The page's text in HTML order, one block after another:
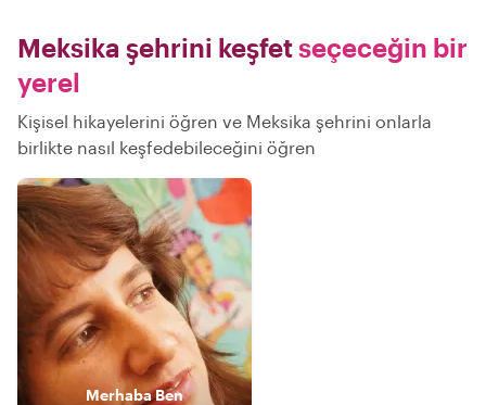
Meksika şehrini keşfetseçeceğin bir
yerel
Kişisel hikayelerini öğren ve Meksika şehrini onlarla
birlikte nasıl keşfedebileceğini öğren
MerhabaBen